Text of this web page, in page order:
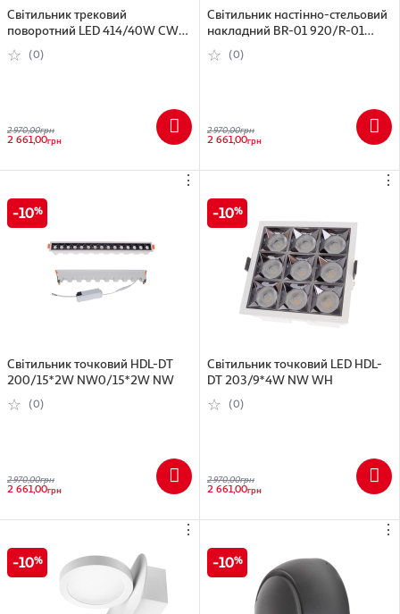
Світильник трековий
поворотний LED 414/40W CW
WH C CW WH COB
(0)
2 970,00грн
2 661,00грн
Світильник настінно-стельовий
накладний BR-01 920/R-01
920/3
(0)
2 970,00грн
2 661,00грн
⋮
10
Світильник точковий HDL-DT
200/15*2W NW0/15*2W NW
(0)
2 970,00грн
2 661,00грн
⋮
10
Світильник точковий LED HDL-
DT 203/9*4W NW WH
(0)
2 970,00грн
2 661,00грн
⋮
10
⋮
10